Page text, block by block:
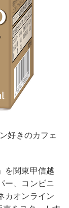
好きのカフェ
を関東甲信越
ー、コンビニ
カオンライン